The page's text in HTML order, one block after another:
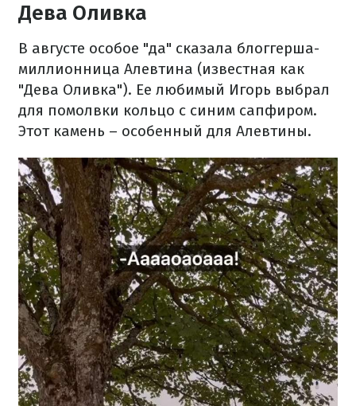
Дева Оливка
В августе особое "да" сказала блоггерша-
миллионница Алевтина (известная как
"Дева Оливка"). Ее любимый Игорь выбрал
для помолвки кольцо с синим сапфиром.
Этот камень – особенный для Алевтины.